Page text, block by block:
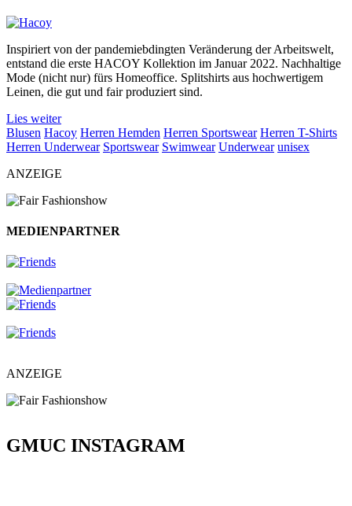
Inspiriert von der pandemiebdingten Veränderung der Arbeitswelt,
entstand die erste HACOY Kollektion im Januar 2022. Nachhaltige
Mode (nicht nur) fürs Homeoffice. Splitshirts aus hochwertigem
Leinen, die gut und fair produziert sind.
Lies weiter
Blusen Hacoy Herren Hemden Herren Sportswear Herren T-Shirts
Herren Underwear Sportswear Swimwear Underwear unisex
ANZEIGE
MEDIENPARTNER
ANZEIGE
GMUC INSTAGRAM